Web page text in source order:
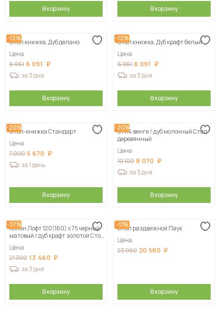
В корзину В корзину
-12%
Стол книжка, Дуб делано
Цена
6 961 6 091
за 3 дня
В корзину
-12%
Стол книжка, Дуб крафт белый
Цена
6 961 6 091
за 3 дня
В корзину
-20%
Стол-книжка Стандарт
Цена
7 090 5 670
за 1 день
В корзину
-20%
СтК4 венге / дуб молочный Стол
деревянный
Цена
10 100 8 070
за 3 дня
В корзину
-37%
Колон Лофт 120(160) х 75 черный
матовый / дуб крафт золотой Стол
Цена
21 300 13 460
за 3 дня
В корзину
-11%
Стол раздвижной Паук
Цена
23 060 20 580
В корзину